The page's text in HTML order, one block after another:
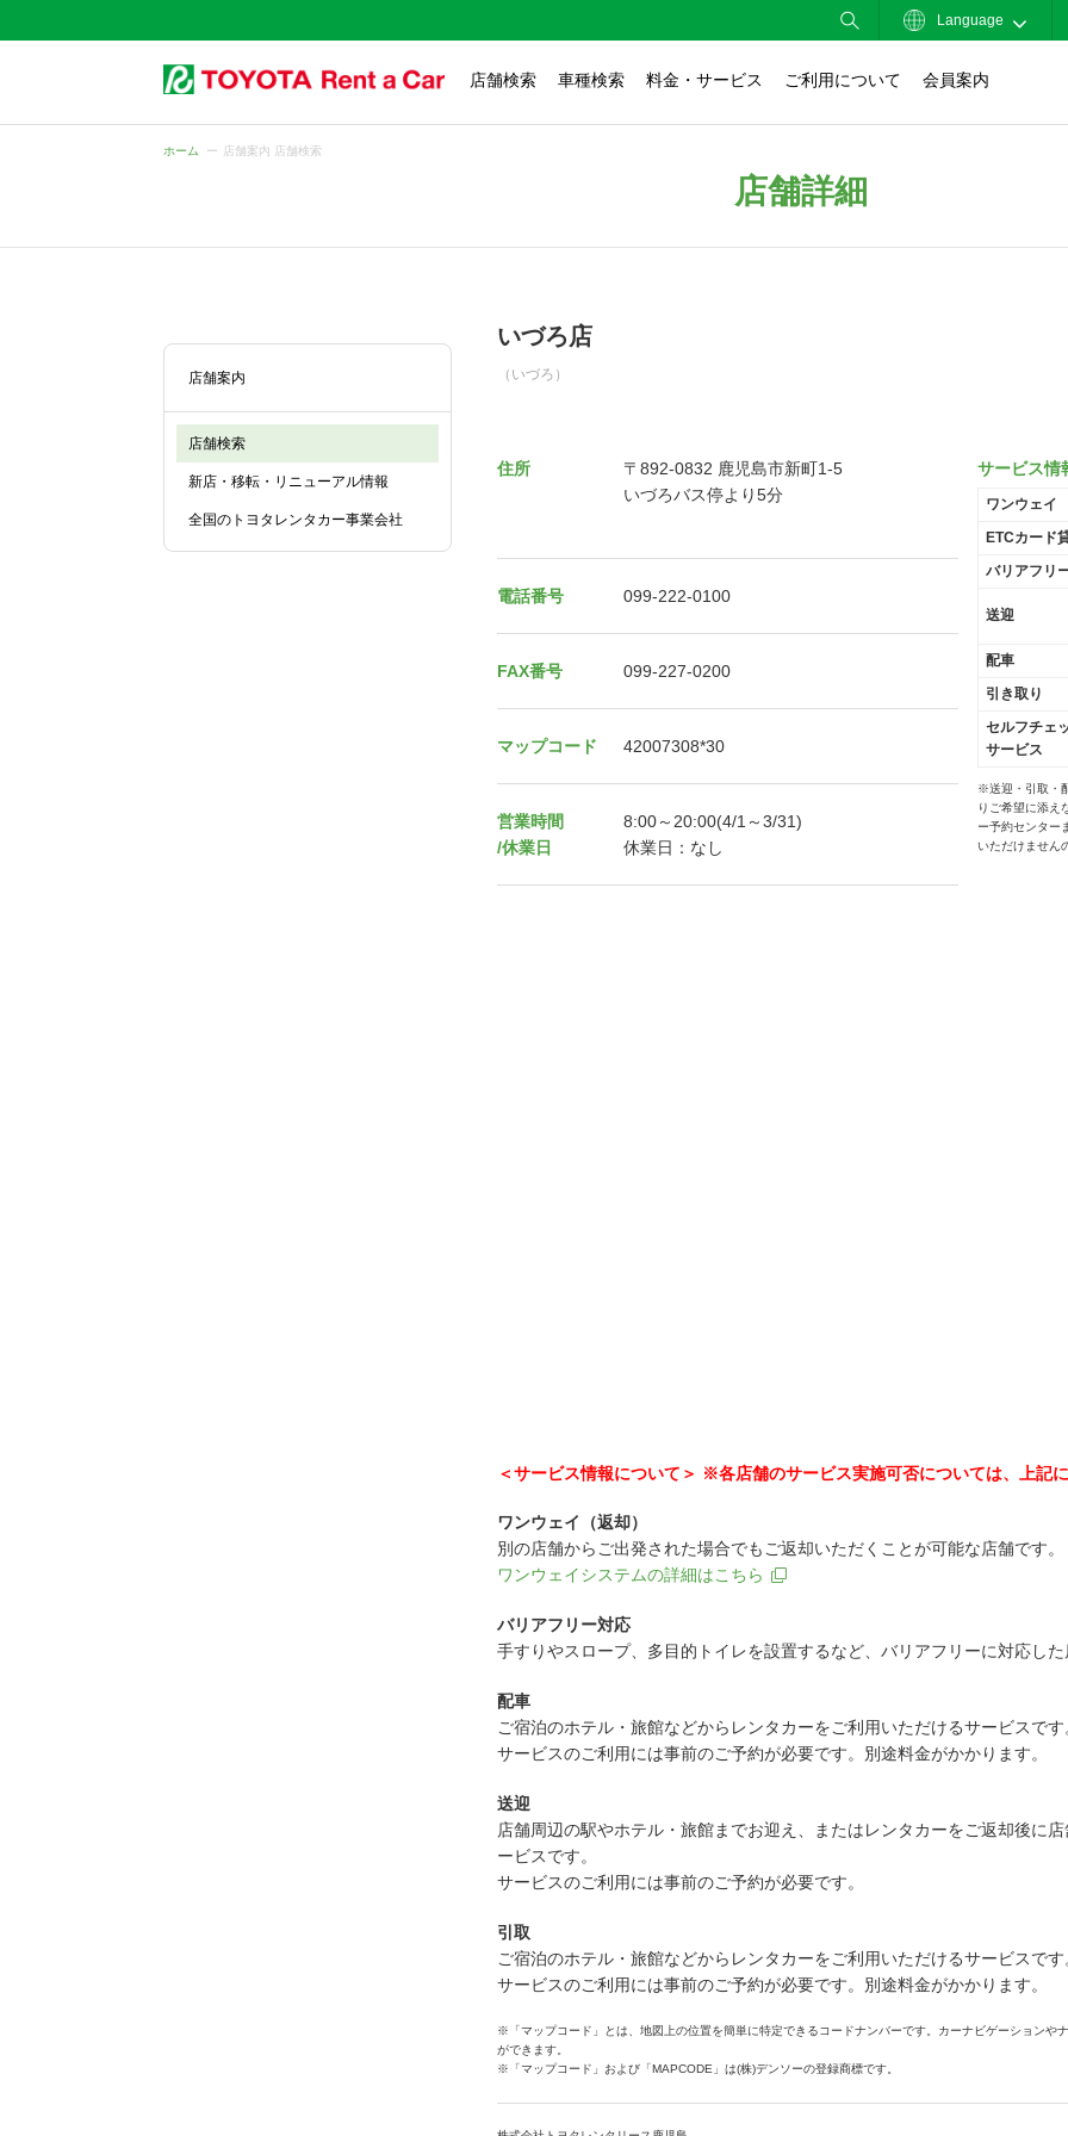
Language
店舗検索 車種検索 料金・サービス ご利用について 会員案内
ホーム 店舗案内 店舗検索
店舗詳細
店舗案内
店舗検索
新店・移転・リニューアル情報
全国のトヨタレンタカー事業会社
いづろ店
（いづろ）
住所
〒892-0832 鹿児島市新町1-5
いづろバス停より5分
電話番号 099-222-0100
FAX番号 099-227-0200
マップコード 42007308*30
営業時間
/休業日
8:00～20:00(4/1～3/31)
休業日：なし
サービス情
ワンウェイ
ETCカード
バリアフリ
送迎
配車
引き取り
セルフチェ
サービス
※送迎・引取・
りご希望に添え
ー予約センター
いただけません
＜サービス情報について＞ ※各店舗のサービス実施可否については、上記
ワンウェイ（返却）
別の店舗からご出発された場合でもご返却いただくことが可能な店舗です。
ワンウェイシステムの詳細はこちら
バリアフリー対応
手すりやスロープ、多目的トイレを設置するなど、バリアフリーに対応した
配車
ご宿泊のホテル・旅館などからレンタカーをご利用いただけるサービスです
サービスのご利用には事前のご予約が必要です。別途料金がかかります。
送迎
店舗周辺の駅やホテル・旅館までお迎え、またはレンタカーをご返却後に
ービスです。
サービスのご利用には事前のご予約が必要です。
引取
ご宿泊のホテル・旅館などからレンタカーをご利用いただけるサービスです
サービスのご利用には事前のご予約が必要です。別途料金がかかります。
※「マップコード」とは、地図上の位置を簡単に特定できるコードナンバーです。カーナビゲーションや
ができます。
※「マップコード」および「MAPCODE」は(株)デンソーの登録商標です。